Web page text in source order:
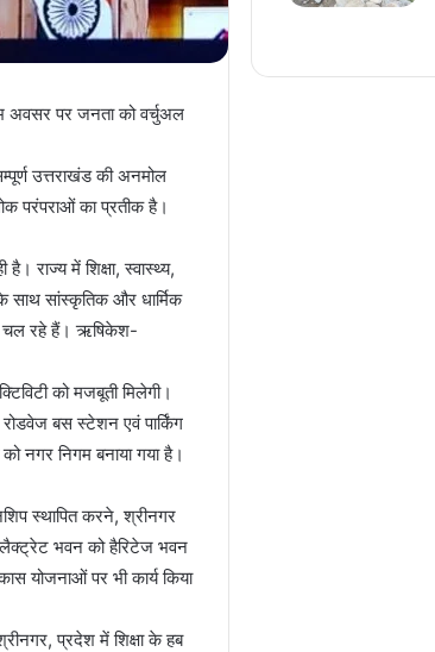
अवसर पर जनता को वर्चुअल
उत्तराखंड की अनमोल
परंपराओं का प्रतीक है।
राज्य में शिक्षा, स्वास्थ्य,
साथ सांस्कृतिक और धार्मिक
चल रहे हैं। ऋषिकेश-
को मजबूती मिलेगी।
बस स्टेशन एवं पार्किंग
नगर निगम बनाया गया है।
स्थापित करने, श्रीनगर
भवन को हैरिटेज भवन
योजनाओं पर भी कार्य किया
प्रदेश में शिक्षा के हब